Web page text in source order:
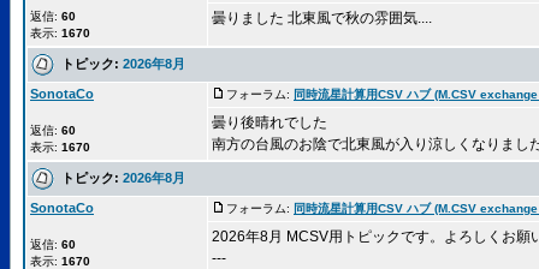
返信: 60
表示: 1670
曇りました 北東風で秋の雰囲気....
トピック: 2026年8月
SonotaCo
返信: 60
表示: 1670
フォーラム: 同時流星計算用CSV ハブ (M.CSV
曇り後晴れでした
南方の台風のお陰で北東風が入り涼しくなりまし
トピック: 2026年8月
SonotaCo
返信: 60
表示: 1670
フォーラム: 同時流星計算用CSV ハブ (M.CSV
2026年8月 MCSV用トピックです。よろしくお願
---